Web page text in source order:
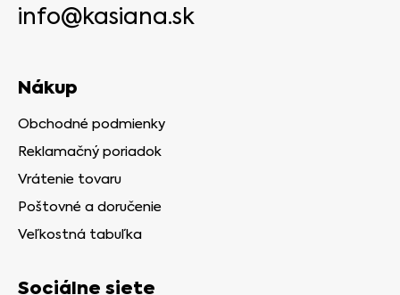
info@kasiana.sk
Nákup
Obchodné podmienky
Reklamačný poriadok
Vrátenie tovaru
Poštovné a doručenie
Veľkostná tabuľka
Sociálne siete